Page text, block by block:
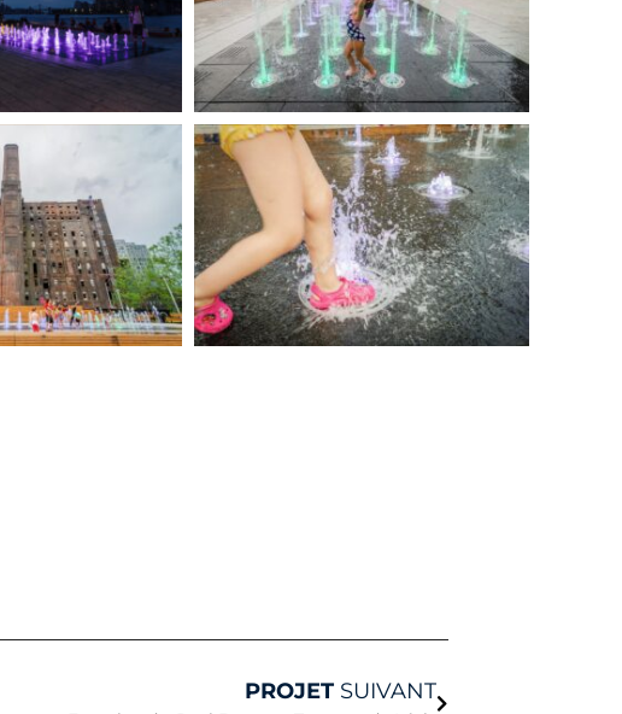
PROJET SUIVANT